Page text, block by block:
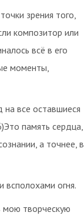
зрения того,
композитор или
всё в его
моменты,
все оставшиеся
память сердца,
а точнее, в
огня.
мою творческую